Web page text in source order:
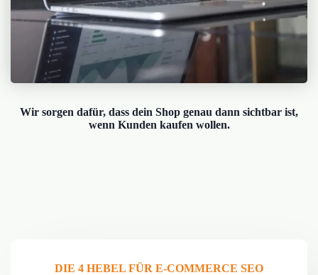
Wir sorgen dafür, dass dein Shop genau dann sichtbar ist,
wenn Kunden kaufen wollen.
DIE 4 HEBEL FÜR E-COMMERCE SEO